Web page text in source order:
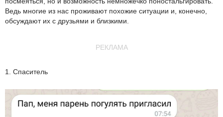
Ведь многие из нас проживают похожие ситуации и, конечно,
обсуждают их с друзьями и близкими.
РЕКЛАМА
1. Спаситель